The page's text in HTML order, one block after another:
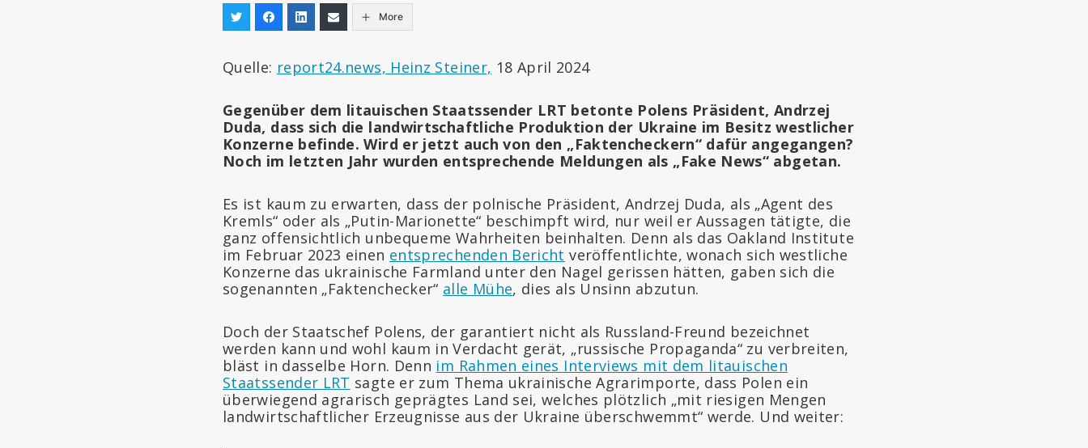
More
Quelle: report24.news, Heinz Steiner, 18 April 2024
Gegenüber dem litauischen Staatssender LRT betonte Polens Präsident, Andrzej
Duda, dass sich die landwirtschaftliche Produktion der Ukraine im Besitz westlicher
Konzerne befinde. Wird er jetzt auch von den „Faktencheckern“ dafür angegangen?
Noch im letzten Jahr wurden entsprechende Meldungen als „Fake News“ abgetan.
Es ist kaum zu erwarten, dass der polnische Präsident, Andrzej Duda, als „Agent des
Kremls“ oder als „Putin-Marionette“ beschimpft wird, nur weil er Aussagen tätigte, die
ganz offensichtlich unbequeme Wahrheiten beinhalten. Denn als das Oakland Institute
im Februar 2023 einen entsprechenden Bericht veröffentlichte, wonach sich westliche
Konzerne das ukrainische Farmland unter den Nagel gerissen hätten, gaben sich die
sogenannten „Faktenchecker“ alle Mühe, dies als Unsinn abzutun.
Doch der Staatschef Polens, der garantiert nicht als Russland-Freund bezeichnet
werden kann und wohl kaum in Verdacht gerät, „russische Propaganda“ zu verbreiten,
bläst in dasselbe Horn. Denn im Rahmen eines Interviews mit dem litauischen
Staatssender LRT sagte er zum Thema ukrainische Agrarimporte, dass Polen ein
überwiegend agrarisch geprägtes Land sei, welches plötzlich „mit riesigen Mengen
landwirtschaftlicher Erzeugnisse aus der Ukraine überschwemmt“ werde. Und weiter: